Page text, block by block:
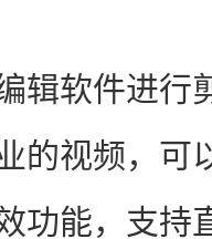
软件进行
的视频，可
功能，支持